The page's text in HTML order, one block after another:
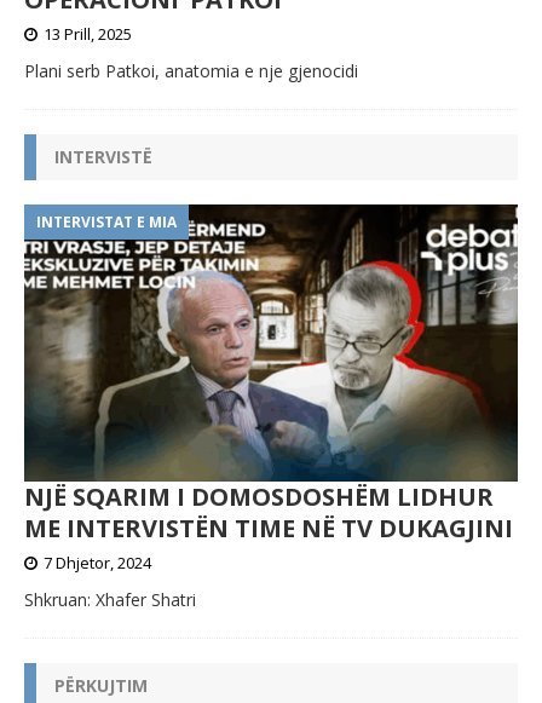
13 Prill, 2025
Plani serb Patkoi, anatomia e nje gjenocidi
INTERVISTË
INTERVISTAT E MIA
NJË SQARIM I DOMOSDOSHËM LIDHUR
ME INTERVISTËN TIME NË TV DUKAGJINI
7 Dhjetor, 2024
Shkruan: Xhafer Shatri
PËRKUJTIM